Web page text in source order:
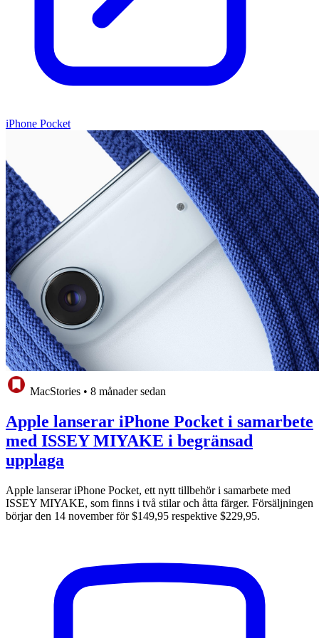
iPhone Pocket
MacStories • 8 månader sedan
Apple lanserar iPhone Pocket i samarbete
med ISSEY MIYAKE i begränsad
upplaga
Apple lanserar iPhone Pocket, ett nytt tillbehör i samarbete med
ISSEY MIYAKE, som finns i två stilar och åtta färger. Försäljningen
börjar den 14 november för $149,95 respektive $229,95.